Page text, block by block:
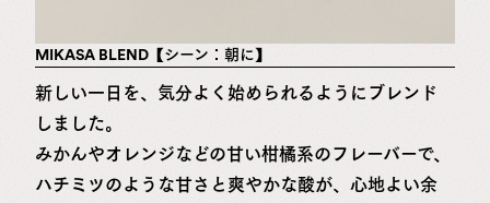
MIKASA BLEND【シーン：朝に】
新しい一日を、気分よく始められるようにブレンド
しました。
みかんやオレンジなどの甘い柑橘系のフレーバーで、
ハチミツのような甘さと爽やかな酸が、心地よい余